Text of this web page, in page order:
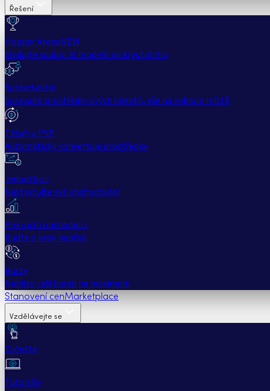
Řešení
Hopper ArenaNEW
Sledujte souboj AI modelů na kryptotrhu
Správci aktiv
Spravujte prostředky svých klientů, vše na jednom místě
Těžaři a PSP
Automaticky konvertuje prostředky.
Jednotlivci
Nastartujte své obchodování
Pokročilí obchodníci
Buďte o krok napřed.
Burzy
Nabijte vaší burzu na maximum
Stanovení cenMarketplace
Vzdělávejte se
Začněte
Tutoriály